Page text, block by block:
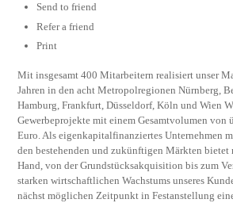
Send to friend
Refer a friend
Print
Mit insgesamt 400 Mitarbeitern realisiert unser
Jahren in den acht Metropolregionen Nürnberg,
Hamburg, Frankfurt, Düsseldorf, Köln und Wien
Gewerbeprojekte mit einem Gesamtvolumen von
Euro. Als eigenkapitalfinanziertes Unternehmen
den bestehenden und zukünftigen Märkten bietet
Hand, von der Grundstücksakquisition bis zum
starken wirtschaftlichen Wachstums unseres
nächst möglichen Zeitpunkt in Festanstellung